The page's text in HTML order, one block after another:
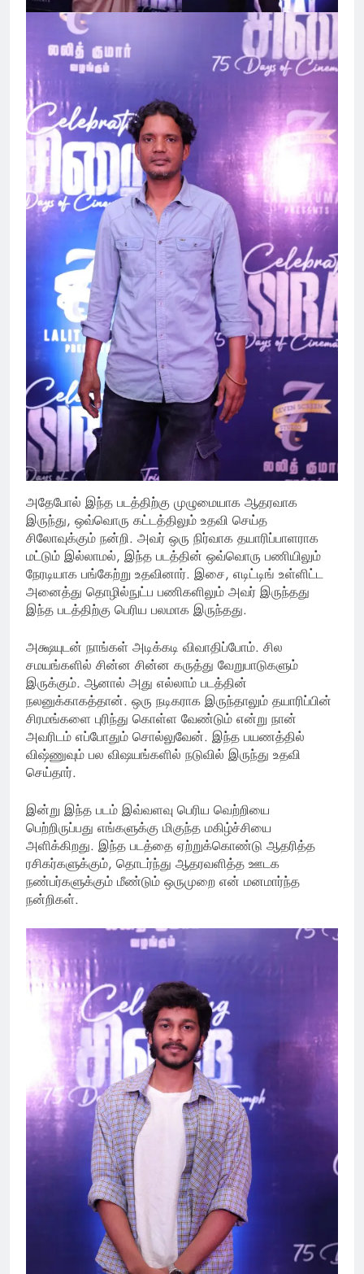
அதேபோல் இந்த படத்திற்கு முழுமையாக ஆதரவாக
இருந்து, ஒவ்வொரு கட்டத்திலும் உதவி செய்த
சிலோவுக்கும் நன்றி. அவர் ஒரு நிர்வாக தயாரிப்பாளராக
மட்டும் இல்லாமல், இந்த படத்தின் ஒவ்வொரு பணியிலும்
நேரடியாக பங்கேற்று உதவினார். இசை, எடிட்டிங் உள்ளிட்ட
அனைத்து தொழில்நுட்ப பணிகளிலும் அவர் இருந்தது
இந்த படத்திற்கு பெரிய பலமாக இருந்தது.
அக்ஷயுடன் நாங்கள் அடிக்கடி விவாதிப்போம். சில
சமயங்களில் சின்ன சின்ன கருத்து வேறுபாடுகளும்
இருக்கும். ஆனால் அது எல்லாம் படத்தின்
நலனுக்காகத்தான். ஒரு நடிகராக இருந்தாலும் தயாரிப்பின்
சிரமங்களை புரிந்து கொள்ள வேண்டும் என்று நான்
அவரிடம் எப்போதும் சொல்லுவேன். இந்த பயணத்தில்
விஷ்ணுவும் பல விஷயங்களில் நடுவில் இருந்து உதவி
செய்தார்.
இன்று இந்த படம் இவ்வளவு பெரிய வெற்றியை
பெற்றிருப்பது எங்களுக்கு மிகுந்த மகிழ்ச்சியை
அளிக்கிறது. இந்த படத்தை ஏற்றுக்கொண்டு ஆதரித்த
ரசிகர்களுக்கும், தொடர்ந்து ஆதரவளித்த ஊடக
நண்பர்களுக்கும் மீண்டும் ஒருமுறை என் மனமார்ந்த
நன்றிகள்.